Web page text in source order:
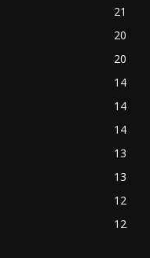
21
20
20
14
14
14
13
13
12
12